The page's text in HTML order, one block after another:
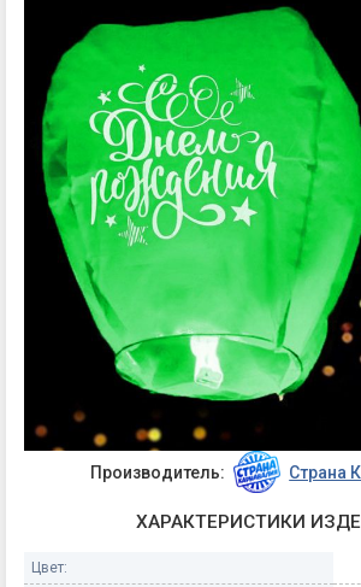
Производитель: Страна
ХАРАКТЕРИСТИКИ
Цвет: